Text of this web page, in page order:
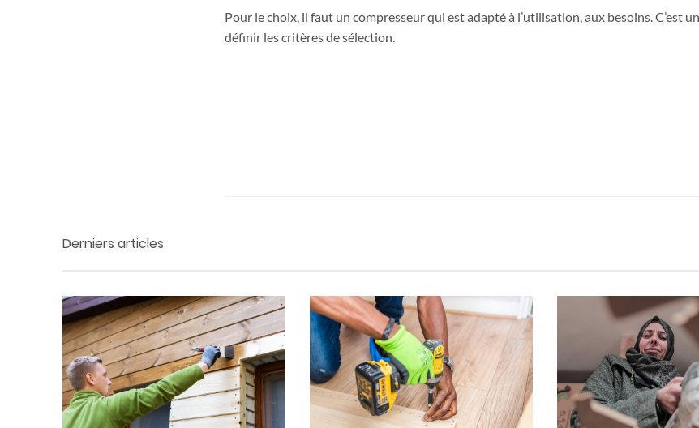
Pour le choix, il faut un compresseur qui est adapté à l’utilisation, aux besoins. C’est
définir les critères de sélection.
Derniers articles